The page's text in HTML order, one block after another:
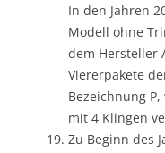
In den Jahren
Modell ohne
dem Hersteller
Viererpakete
Bezeichnung
mit 4 Klingen
Zu Beginn des